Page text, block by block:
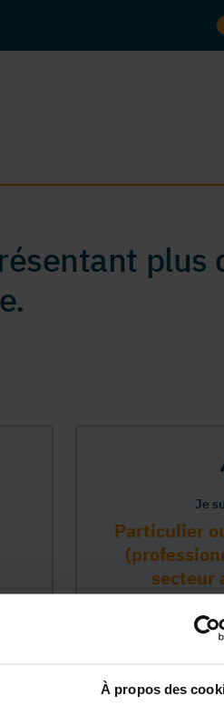
À propos des
plus
Je
Particulier
secteur
Vous travaillez
secteur associatif
compte personnel